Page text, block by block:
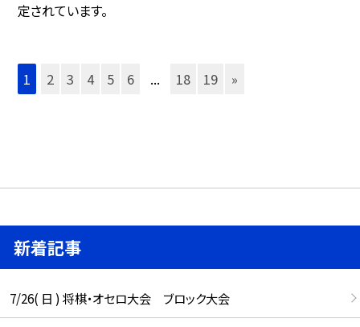
定されています。
1 2 3 4 5 6 ... 18 19 »
新着記事
7/26( 日 ) 将棋・オセロ大会 ブロック大会